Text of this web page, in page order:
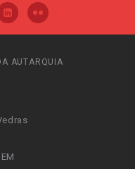
AUTARQUIA